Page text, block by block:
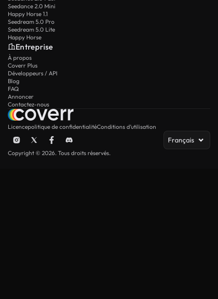
Seedance 2.0 Mini
Happy Horse 1.1
Seedream 5.0 Pro
Seedream 5.0 Lite
Happy Horse
Entreprise
À propos
Coverr Plus
Développeurs / API
Blog
FAQ
Annoncer
Contactez-nous
Licencepolitique de confidentialitéConditions d’utilisation
Français
Copyright © 2026. Tous droits réservés.